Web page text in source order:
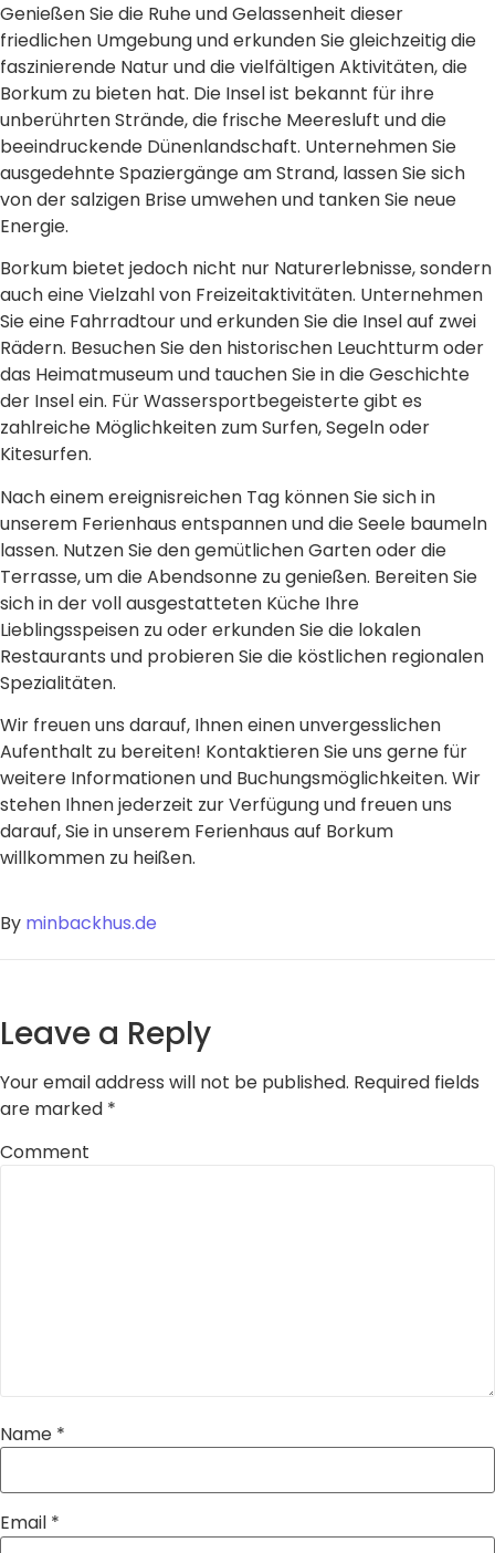
Genießen Sie die Ruhe und Gelassenheit dieser
friedlichen Umgebung und erkunden Sie gleichzeitig die
faszinierende Natur und die vielfältigen Aktivitäten, die
Borkum zu bieten hat. Die Insel ist bekannt für ihre
unberührten Strände, die frische Meeresluft und die
beeindruckende Dünenlandschaft. Unternehmen Sie
ausgedehnte Spaziergänge am Strand, lassen Sie sich
von der salzigen Brise umwehen und tanken Sie neue
Energie.
Borkum bietet jedoch nicht nur Naturerlebnisse, sondern
auch eine Vielzahl von Freizeitaktivitäten. Unternehmen
Sie eine Fahrradtour und erkunden Sie die Insel auf zwei
Rädern. Besuchen Sie den historischen Leuchtturm oder
das Heimatmuseum und tauchen Sie in die Geschichte
der Insel ein. Für Wassersportbegeisterte gibt es
zahlreiche Möglichkeiten zum Surfen, Segeln oder
Kitesurfen.
Nach einem ereignisreichen Tag können Sie sich in
unserem Ferienhaus entspannen und die Seele baumeln
lassen. Nutzen Sie den gemütlichen Garten oder die
Terrasse, um die Abendsonne zu genießen. Bereiten Sie
sich in der voll ausgestatteten Küche Ihre
Lieblingsspeisen zu oder erkunden Sie die lokalen
Restaurants und probieren Sie die köstlichen regionalen
Spezialitäten.
Wir freuen uns darauf, Ihnen einen unvergesslichen
Aufenthalt zu bereiten! Kontaktieren Sie uns gerne für
weitere Informationen und Buchungsmöglichkeiten. Wir
stehen Ihnen jederzeit zur Verfügung und freuen uns
darauf, Sie in unserem Ferienhaus auf Borkum
willkommen zu heißen.
By minbackhus.de
Leave a Reply
Your email address will not be published. Required fields
are marked *
Comment
Name *
Email *